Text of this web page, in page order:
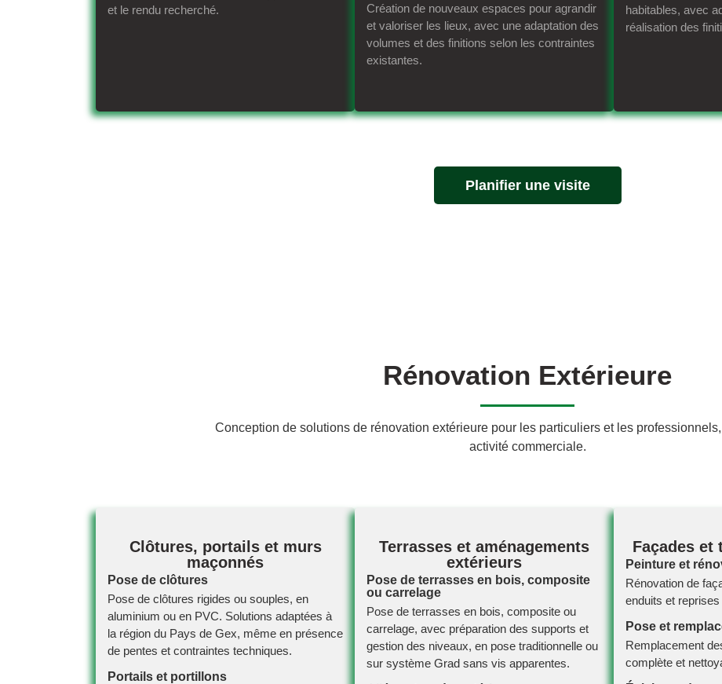
et le rendu recherché.
Création de nouveaux espaces pour agrandir
et valoriser les lieux, avec une adaptation des
volumes et des finitions selon les contraintes
existantes.
habitables, avec
réalisation des
Planifier une visite
Rénovation Extérieure
Conception de solutions de rénovation extérieure pour les particuliers et les
activité commerciale.
Clôtures, portails et murs
maçonnés
Pose de clôtures
Pose de clôtures rigides ou souples, en
aluminium ou en PVC. Solutions adaptées à
la région du Pays de Gex, même en présence
de pentes et contraintes techniques.
Portails et portillons
Terrasses et aménagements
extérieurs
Pose de terrasses en bois, composite
ou carrelage
Pose de terrasses en bois, composite ou
carrelage, avec préparation des supports et
gestion des niveaux, en pose traditionnelle ou
sur système Grad sans vis apparentes.
Façades et
Peinture et
Rénovation de
enduits et
Pose et
Remplacement
complète et